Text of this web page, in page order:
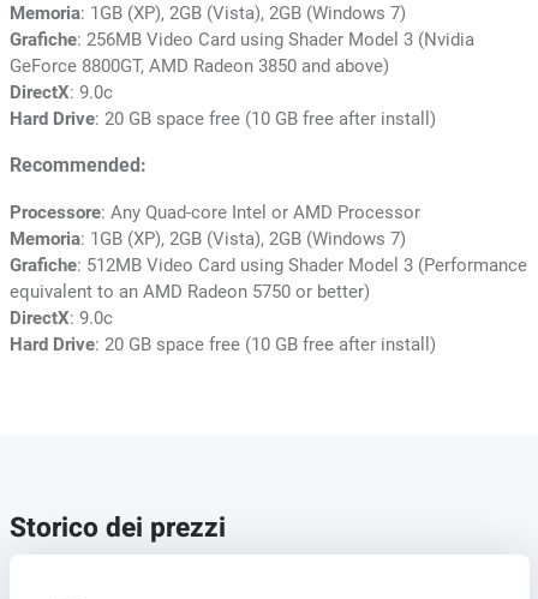
Memoria: 1GB (XP), 2GB (Vista), 2GB (Windows 7)
Grafiche: 256MB Video Card using Shader Model 3 (Nvidia
GeForce 8800GT, AMD Radeon 3850 and above)
DirectX: 9.0c
Hard Drive: 20 GB space free (10 GB free after install)
Recommended:
Processore: Any Quad-core Intel or AMD Processor
Memoria: 1GB (XP), 2GB (Vista), 2GB (Windows 7)
Grafiche: 512MB Video Card using Shader Model 3 (Performance
equivalent to an AMD Radeon 5750 or better)
DirectX: 9.0c
Hard Drive: 20 GB space free (10 GB free after install)
Storico dei prezzi